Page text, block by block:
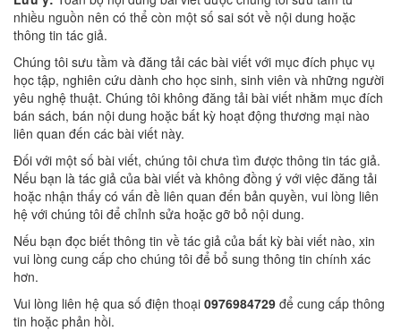
nhiều nguồn nên có thể còn một số sai sót về nội dung hoặc
thông tin tác giả.
Chúng tôi sưu tầm và đăng tải các bài viết với mục đích phục vụ
học tập, nghiên cứu dành cho học sinh, sinh viên và những người
yêu nghệ thuật. Chúng tôi không đăng tải bài viết nhằm mục đích
bán sách, bán nội dung hoặc bất kỳ hoạt động thương mại nào
liên quan đến các bài viết này.
Đối với một số bài viết, chúng tôi chưa tìm được thông tin tác giả.
Nếu bạn là tác giả của bài viết và không đồng ý với việc đăng tải
hoặc nhận thấy có vấn đề liên quan đến bản quyền, vui lòng liên
hệ với chúng tôi để chỉnh sửa hoặc gỡ bỏ nội dung.
Nếu bạn đọc biết thông tin về tác giả của bất kỳ bài viết nào, xin
vui lòng cung cấp cho chúng tôi để bổ sung thông tin chính xác
hơn.
Vui lòng liên hệ qua số điện thoại 0976984729 để cung cấp thông
tin hoặc phản hồi.